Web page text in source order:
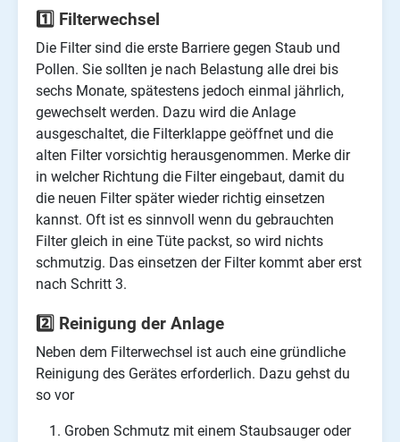
1️⃣ Filterwechsel
Die Filter sind die erste Barriere gegen Staub und
Pollen. Sie sollten je nach Belastung alle drei bis
sechs Monate, spätestens jedoch einmal jährlich,
gewechselt werden. Dazu wird die Anlage
ausgeschaltet, die Filterklappe geöffnet und die
alten Filter vorsichtig herausgenommen. Merke dir
in welcher Richtung die Filter eingebaut, damit du
die neuen Filter später wieder richtig einsetzen
kannst. Oft ist es sinnvoll wenn du gebrauchten
Filter gleich in eine Tüte packst, so wird nichts
schmutzig. Das einsetzen der Filter kommt aber erst
nach Schritt 3.
2️⃣ Reinigung der Anlage
Neben dem Filterwechsel ist auch eine gründliche
Reinigung des Gerätes erforderlich. Dazu gehst du
so vor
Groben Schmutz mit einem Staubsauger oder